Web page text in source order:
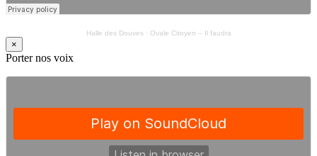
Halle des Douves· Ovale Citoyen – Il faudra
×
Porter nos voix